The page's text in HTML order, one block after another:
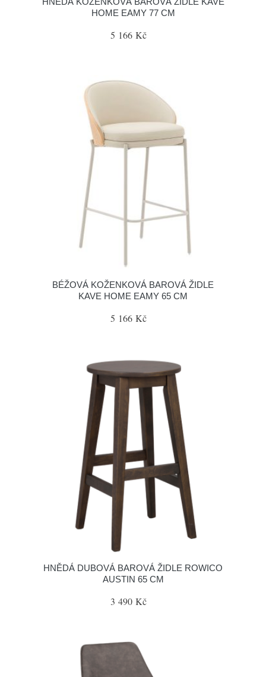
HOME EAMY 77 CM
5 166 Kč
BÉŽOVÁ KOŽENKOVÁ BAROVÁ ŽIDLE
KAVE HOME EAMY 65 CM
5 166 Kč
HNĚDÁ DUBOVÁ BAROVÁ ŽIDLE ROWICO
AUSTIN 65 CM
3 490 Kč